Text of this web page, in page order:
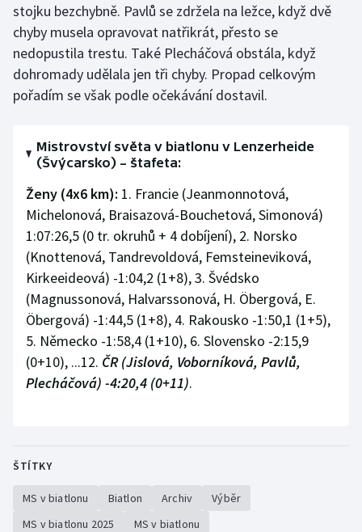
stojku bezchybně. Pavlů se zdržela na ležce, když dvě
chyby musela opravovat natřikrát, přesto se
nedopustila trestu. Také Plecháčová obstála, když
dohromady udělala jen tři chyby. Propad celkovým
pořadím se však podle očekávání dostavil.
Mistrovství světa v biatlonu v Lenzerheide
(Švýcarsko) – štafeta:
Ženy (4x6 km): 1. Francie (Jeanmonnotová,
Michelonová, Braisazová-Bouchetová, Simonová)
1:07:26,5 (0 tr. okruhů + 4 dobíjení), 2. Norsko
(Knottenová, Tandrevoldová, Femsteineviková,
Kirkeeideová) -1:04,2 (1+8), 3. Švédsko
(Magnussonová, Halvarssonová, H. Öbergová, E.
Öbergová) -1:44,5 (1+8), 4. Rakousko -1:50,1 (1+5),
5. Německo -1:58,4 (1+10), 6. Slovensko -2:15,9
(0+10), ...12. ČR (Jislová, Voborníková, Pavlů,
Plecháčová) -4:20,4 (0+11).
ŠTÍTKY
MS v biatlonu Biatlon Archiv
Výběr
MS v biatlonu 2025
MS v biatlonu